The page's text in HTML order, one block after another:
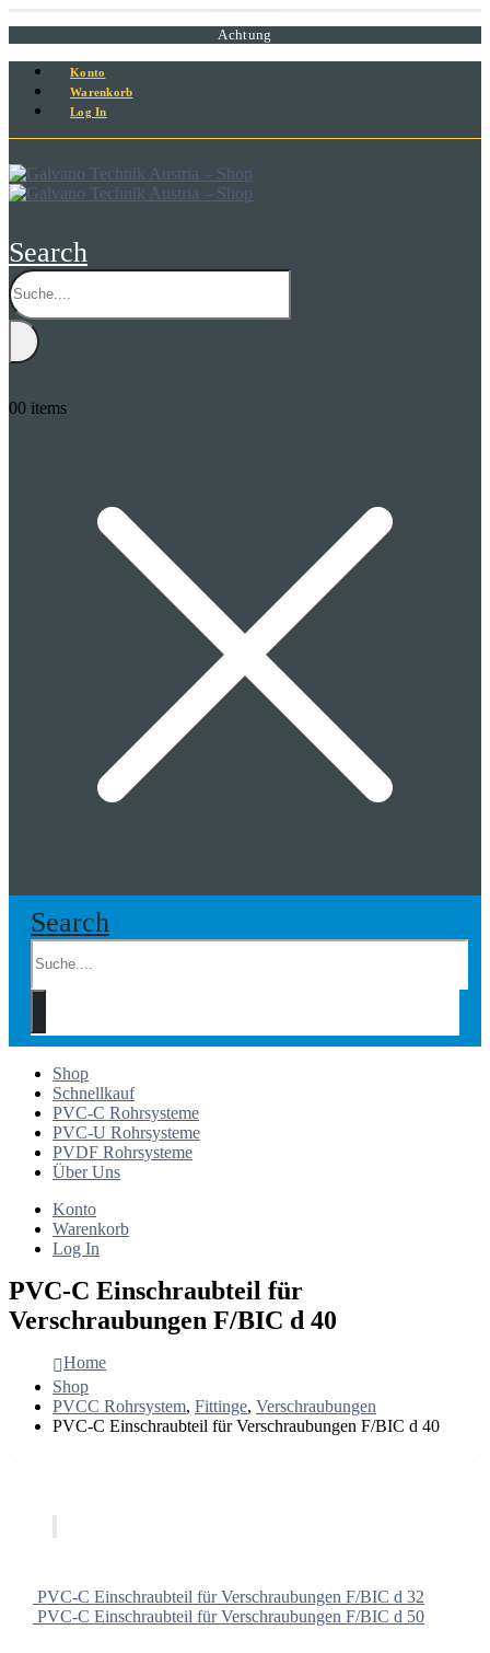
Achtung
Konto
Warenkorb
Log In
Search
00 items
Search
Shop
Schnellkauf
PVC-C Rohrsysteme
PVC-U Rohrsysteme
PVDF Rohrsysteme
Über Uns
Konto
Warenkorb
Log In
PVC-C Einschraubteil für
Verschraubungen F/BIC d 40
Home
Shop
PVCC Rohrsystem, Fittinge, Verschraubungen
PVC-C Einschraubteil für Verschraubungen F/BIC d 40
PVC-C Einschraubteil für Verschraubungen F/BIC d 32
PVC-C Einschraubteil für Verschraubungen F/BIC d 50